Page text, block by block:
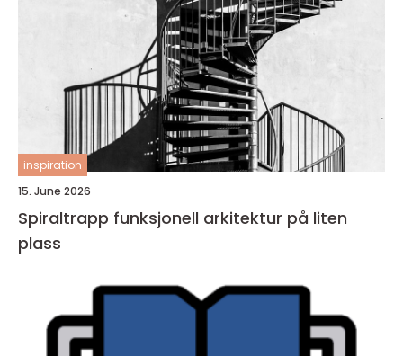
inspiration
15. June 2026
Spiraltrapp funksjonell arkitektur på liten
plass